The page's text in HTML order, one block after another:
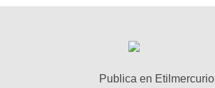
Publica en Etilmercurio